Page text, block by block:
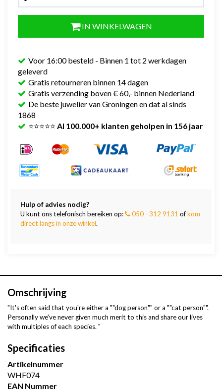
IN WINKELWAGEN
Voor 16:00 besteld - Binnen 1 tot 2 werkdagen
geleverd
Gratis retourneren binnen 14 dagen
Gratis verzending boven € 60,- binnen Nederland
De beste juwelier van Groningen en dat al sinds
1868
⭐⭐⭐⭐⭐ Al 100.000+ klanten geholpen in 156 jaar
Hulp of advies nodig?
U kunt ons telefonisch bereiken op:
050 - 312 9131 ofkom
direct langs in onze winkel.
Omschrijving
"It's often said that you're either a ""dog person"" or a ""cat person"".
Personally we've never given much merit to this and share our lives
with multiples of each species. "
Specificaties
Artikelnummer
WHF074
EAN Nummer